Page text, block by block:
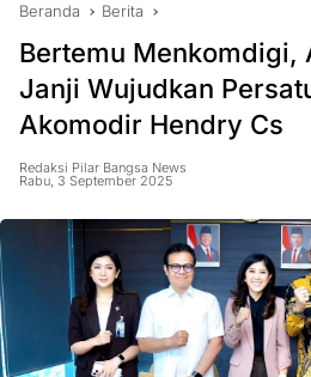
Beranda Berita
Bertemu Menkomdigi,
Janji Wujudkan
Akomodir Hendry Cs
Redaksi Pilar Bangsa News
Rabu, 3 September 2025